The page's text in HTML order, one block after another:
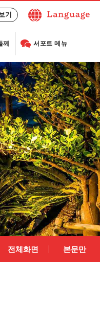
기
께 서포트 메뉴
전체화면 본문만